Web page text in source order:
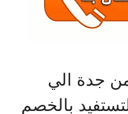
الي
بالخصم